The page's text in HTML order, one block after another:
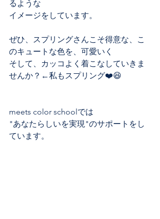
るような
イメージをしています。
ぜひ、スプリングさんこそ得意な、こ
のキュートな色を、可愛いく
そして、カッコよく着こなしていきま
せんか？←私もスプリング❤️😆
meets color schoolでは
"あなたらしいを実現"のサポートをし
ています。